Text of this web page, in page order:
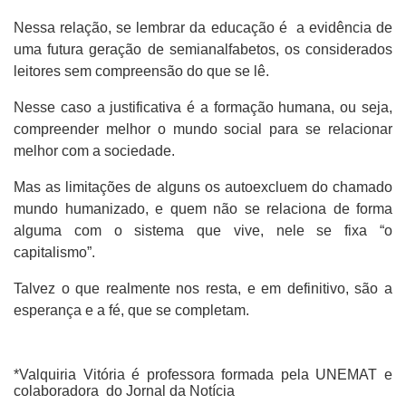
Nessa relação, se lembrar da educação é a evidência de
uma futura geração de semianalfabetos, os considerados
leitores sem compreensão do que se lê.
Nesse caso a justificativa é a formação humana, ou seja,
compreender melhor o mundo social para se relacionar
melhor com a sociedade.
Mas as limitações de alguns os autoexcluem do chamado
mundo humanizado, e quem não se relaciona de forma
alguma com o sistema que vive, nele se fixa “o
capitalismo”.
Talvez o que realmente nos resta, e em definitivo, são a
esperança e a fé, que se completam.
*Valquiria Vitória é professora formada pela UNEMAT e
colaboradora do Jornal da Notícia